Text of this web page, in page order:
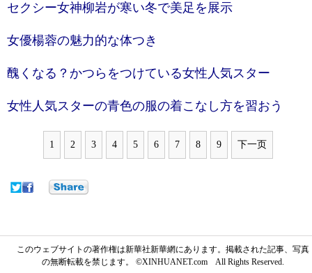
セクシー女神柳岩が寒い冬で美足を展示
女優楊蓉の魅力的な体つき
醜くなる？かつらをつけている女性人気スター
女性人気スターの青色の服の着こなし方を習おう
1 2 3 4 5 6 7 8 9 下一页
このウェブサイトの著作権は新華社新華網にあります。掲載された記事、写真
の無断転載を禁じます。 ©XINHUANET.com All Rights Reserved.